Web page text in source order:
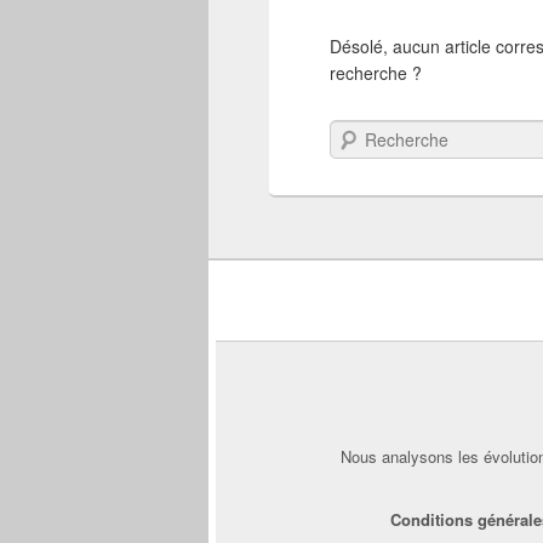
Désolé, aucun article
recherche ?
Recherche
Nous analysons les
Conditions